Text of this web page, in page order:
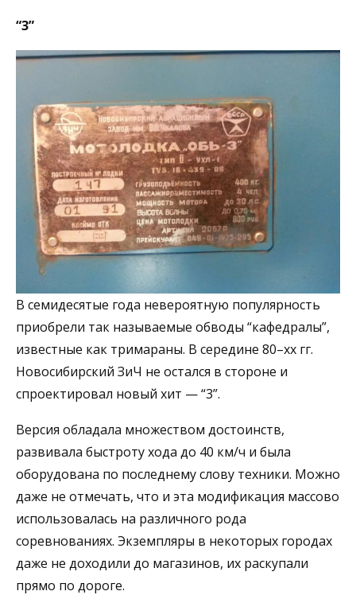
“3”
В семидесятые года невероятную популярность
приобрели так называемые обводы “кафедралы”,
известные как тримараны. В середине 80–хх гг.
Новосибирский ЗиЧ не остался в стороне и
спроектировал новый хит — “3”.
Версия обладала множеством достоинств,
развивала быстроту хода до 40 км/ч и была
оборудована по последнему слову техники. Можно
даже не отмечать, что и эта модификация массово
использовалась на различного рода
соревнованиях. Экземпляры в некоторых городах
даже не доходили до магазинов, их раскупали
прямо по дороге.